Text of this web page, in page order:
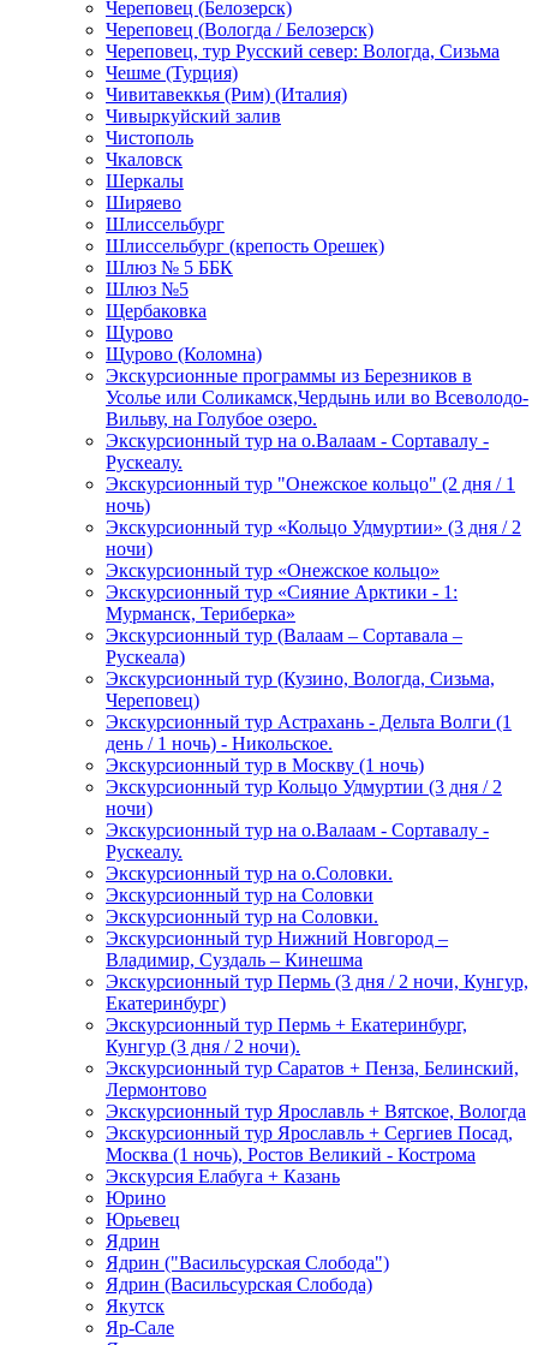
Череповец (Белозерск)
Череповец (Вологда / Белозерск)
Череповец, тур Русский север: Вологда, Сизьма
Чешме (Турция)
Чивитавеккья (Рим) (Италия)
Чивыркуйский залив
Чистополь
Чкаловск
Шеркалы
Ширяево
Шлиссельбург
Шлиссельбург (крепость Орешек)
Шлюз № 5 ББК
Шлюз №5
Щербаковка
Щурово
Щурово (Коломна)
Экскурсионные программы из Березников в
Усолье или Соликамск,Чердынь или во Всеволодо-
Вильву, на Голубое озеро.
Экскурсионный тур на о.Валаам - Сортавалу -
Рускеалу.
Экскурсионный тур "Онежское кольцо" (2 дня / 1
ночь)
Экскурсионный тур «Кольцо Удмуртии» (3 дня / 2
ночи)
Экскурсионный тур «Онежское кольцо»
Экскурсионный тур «Сияние Арктики - 1:
Мурманск, Териберка»
Экскурсионный тур (Валаам – Сортавала –
Рускеала)
Экскурсионный тур (Кузино, Вологда, Сизьма,
Череповец)
Экскурсионный тур Астрахань - Дельта Волги (1
день / 1 ночь) - Никольское.
Экскурсионный тур в Москву (1 ночь)
Экскурсионный тур Кольцо Удмуртии (3 дня / 2
ночи)
Экскурсионный тур на о.Валаам - Сортавалу -
Рускеалу.
Экскурсионный тур на о.Соловки.
Экскурсионный тур на Соловки
Экскурсионный тур на Соловки.
Экскурсионный тур Нижний Новгород –
Владимир, Суздаль – Кинешма
Экскурсионный тур Пермь (3 дня / 2 ночи, Кунгур,
Екатеринбург)
Экскурсионный тур Пермь + Екатеринбург,
Кунгур (3 дня / 2 ночи).
Экскурсионный тур Саратов + Пенза, Белинский,
Лермонтово
Экскурсионный тур Ярославль + Вятское, Вологда
Экскурсионный тур Ярославль + Сергиев Посад,
Москва (1 ночь), Ростов Великий - Кострома
Экскурсия Елабуга + Казань
Юрино
Юрьевец
Ядрин
Ядрин ("Васильсурская Слобода")
Ядрин (Васильсурская Слобода)
Якутск
Яр-Сале